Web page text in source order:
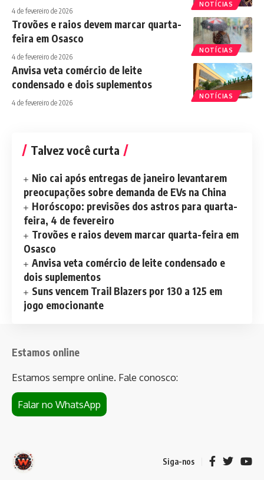
NOTÍCIAS
4 de fevereiro de 2026
NOTÍCIAS
Trovões e raios devem marcar quarta-
feira em Osasco
4 de fevereiro de 2026
NOTÍCIAS
Anvisa veta comércio de leite
condensado e dois suplementos
4 de fevereiro de 2026
Talvez você curta
Nio cai após entregas de janeiro levantarem
preocupações sobre demanda de EVs na China
Horóscopo: previsões dos astros para quarta-
feira, 4 de fevereiro
Trovões e raios devem marcar quarta-feira em
Osasco
Anvisa veta comércio de leite condensado e
dois suplementos
Suns vencem Trail Blazers por 130 a 125 em
jogo emocionante
Estamos online
Estamos sempre online. Fale conosco:
Falar no WhatsApp
Siga-nos